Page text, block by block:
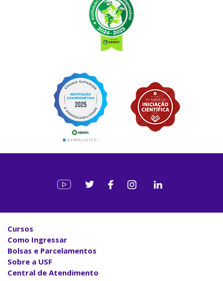
Cursos
Como Ingressar
Bolsas e Parcelamentos
Sobre a USF
Central de Atendimento